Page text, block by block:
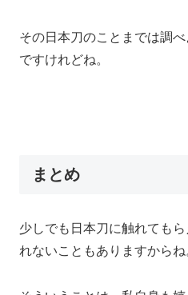
その日本刀のことまでは調
ですけれどね。
まとめ
少しでも日本刀に触れても
れないこともありますからね